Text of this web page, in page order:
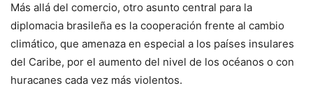
Más allá del comercio, otro asunto central para la
diplomacia brasileña es la cooperación frente al cambio
climático, que amenaza en especial a los países insulares
del Caribe, por el aumento del nivel de los océanos o con
huracanes cada vez más violentos.